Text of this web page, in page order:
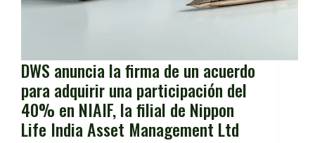
DWS anuncia la firma de un acuerdo
para adquirir una participación del
40% en NIAIF, la filial de Nippon
Life India Asset Management Ltd